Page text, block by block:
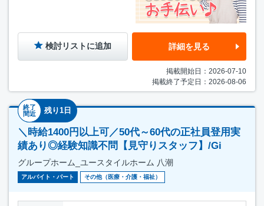
検討リストに追加 詳細を見る
掲載開始日：2026-07-10
掲載終了予定日：2026-08-06
終了
間近
残り1日
＼時給1400円以上可／50代～60代の正社員登用実
績あり◎経験知識不問【見守りスタッフ】/Gi
グループホーム_ユースタイルホーム 八潮
アルバイト・パート その他（医療・介護・福祉）